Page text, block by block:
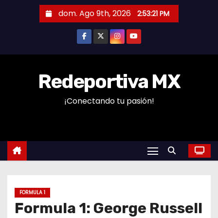
n
dom. Ago 9th, 2026 2:53:22 PM
Redeportiva MX
¡Conectando tu pasión!
FORMULA 1
Formula 1: George Russell